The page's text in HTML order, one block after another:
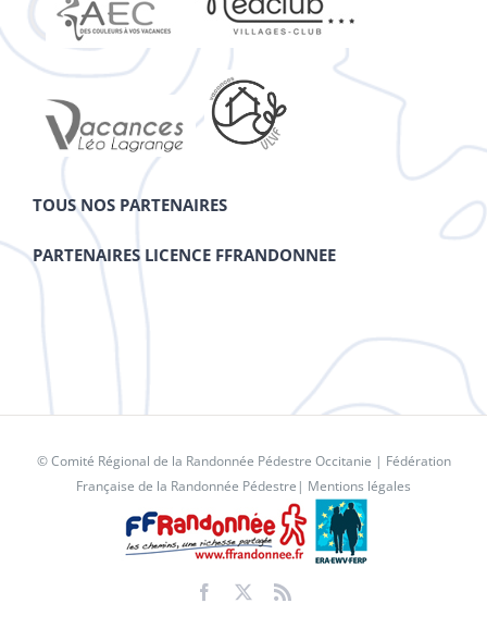
TOUS NOS PARTENAIRES
PARTENAIRES LICENCE FFRANDONNEE
© Comité Régional de la Randonnée Pédestre Occitanie | Fédération
Française de la Randonnée Pédestre | Mentions légales
Facebook